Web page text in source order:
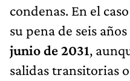
condenas. En el
su pena de seis años
junio de 2031,
salidas transitorias